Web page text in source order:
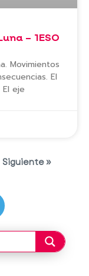
– 1ESO
Movimientos
El
eje
Siguiente »